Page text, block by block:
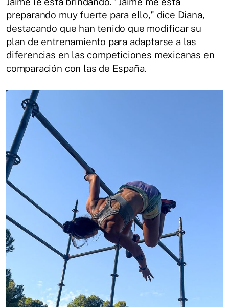
preparando muy fuerte para ello," dice Diana,
destacando que han tenido que modificar su
plan de entrenamiento para adaptarse a las
diferencias en las competiciones mexicanas en
comparación con las de España.